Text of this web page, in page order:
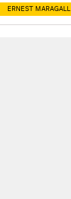
ERNEST MARAGALL